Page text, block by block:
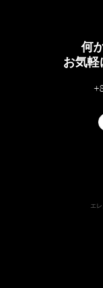
何
お気軽
エ